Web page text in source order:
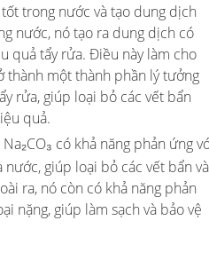
trong nước và tạo dung dịch
nước, nó tạo ra dung dịch có
quả tẩy rửa. Điều này làm cho
thành một thành phần lý tưởng
rửa, giúp loại bỏ các vết bẩn
quả.
Na₂CO₃ có khả năng phản ứng
giúp loại bỏ các vết bẩn và
ra, nó còn có khả năng phản
nặng, giúp làm sạch và bảo vệ